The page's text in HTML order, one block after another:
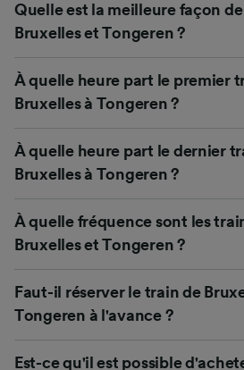
Quelle est la meilleure façon
Bruxelles et Tongeren ?
À quelle heure part le premier
Bruxelles à Tongeren ?
À quelle heure part le dernier
Bruxelles à Tongeren ?
À quelle fréquence sont les
Bruxelles et Tongeren ?
Faut-il réserver le train de
Tongeren à l'avance ?
Est-ce qu'il est possible